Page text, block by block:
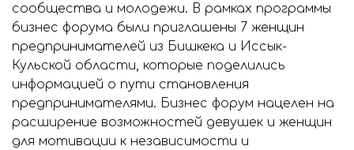
сообщества и молодежи. В рамках программы
бизнес форума были приглашены 7 женщин
предпринимателей из Бишкека и Иссык-
Кульской области, которые поделились
информацией о пути становления
предпринимателями. Бизнес форум нацелен на
расширение возможностей девушек и женщин
для мотивации к независимости и